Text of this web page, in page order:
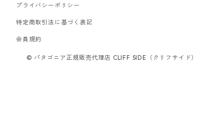
スウェットシャツ・フーディ
ボードショーツ
プライバシーポリシー
特定商取引法に基づく表記
会員規約
© パタゴニア正規販売代理店 CLIFF SIDE（クリフサイド）